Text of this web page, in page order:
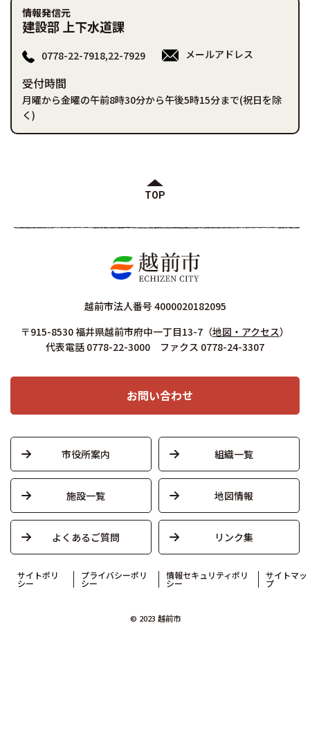
情報発信元
建設部 上下水道課
0778-22-7918,22-7929 メールアドレス
受付時間
月曜から金曜の午前8時30分から午後5時15分まで(祝日を除
く)
TOP
越前市法人番号 4000020182095
〒915-8530 福井県越前市府中一丁目13-7 （地図・アクセス）
代表電話 0778-22-3000 ファクス 0778-24-3307
お問い合わせ
市役所案内 組織一覧
施設一覧 地図情報
よくあるご質問 リンク集
サイトポリ
シー
プライバシーポリ
シー
情報セキュリティポリ
シー
サイトマッ
プ
© 2023 越前市